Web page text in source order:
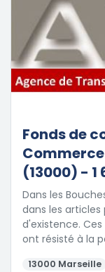
Fonds de
(13000) - 1
Dans les
dans les
d'existence.
ont résisté à la
13000 Marseille